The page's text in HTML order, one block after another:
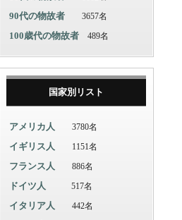
90代の物故者 3657名
100歳代の物故者 489名
国家別リスト
アメリカ人 3780名
イギリス人 1151名
フランス人 886名
ドイツ人 517名
イタリア人 442名